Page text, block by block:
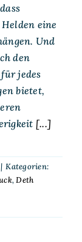
eine
Und
den
jedes
bietet,
[...]
| Kategorien:
,Deth